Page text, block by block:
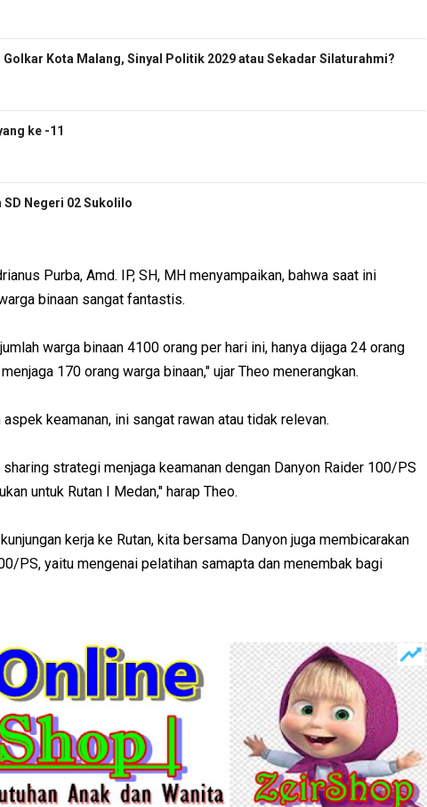
Golkar Kota Malang, Sinyal Politik 2029 atau Sekadar Silaturahmi?
ke -11
SD Negeri 02 Sukolilo
Purba, Amd. IP, SH, MH menyampaikan, bahwa saat ini
binaan sangat fantastis.
warga binaan 4100 orang per hari ini, hanya dijaga 24 orang
170 orang warga binaan," ujar Theo menerangkan.
keamanan, ini sangat rawan atau tidak relevan.
strategi menjaga keamanan dengan Danyon Raider 100/PS
untuk Rutan I Medan," harap Theo.
kerja ke Rutan, kita bersama Danyon juga membicarakan
PS, yaitu mengenai pelatihan samapta dan menembak bagi